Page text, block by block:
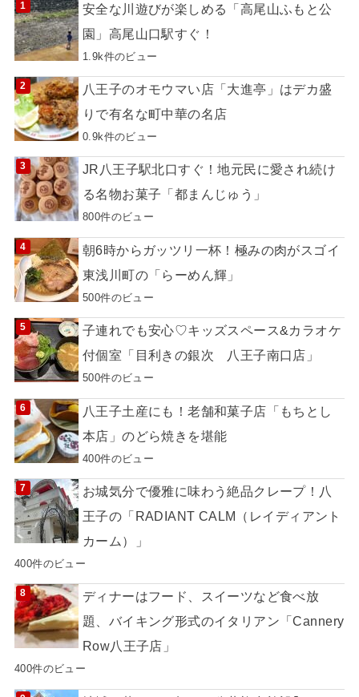
安全な川遊びが楽しめる「高尾山ふもと公
園」高尾山口駅すぐ！
1.9k件のビュー
八王子のオモウマい店「大進亭」はデカ盛
りで有名な町中華の名店
0.9k件のビュー
JR八王子駅北口すぐ！地元民に愛され続け
る名物お菓子「都まんじゅう」
800件のビュー
朝6時からガッツリ一杯！極みの肉がスゴイ
東浅川町の「らーめん輝」
500件のビュー
子連れでも安心♡キッズスペース&カラオケ
付個室「目利きの銀次 八王子南口店」
500件のビュー
八王子土産にも！老舗和菓子店「もちとし
本店」のどら焼きを堪能
400件のビュー
お城気分で優雅に味わう絶品クレープ！八
王子の「RADIANT CALM（レイディアント
カーム）」
400件のビュー
ディナーはフード、スイーツなど食べ放
題、バイキング形式のイタリアン「Cannery
Row八王子店」
400件のビュー